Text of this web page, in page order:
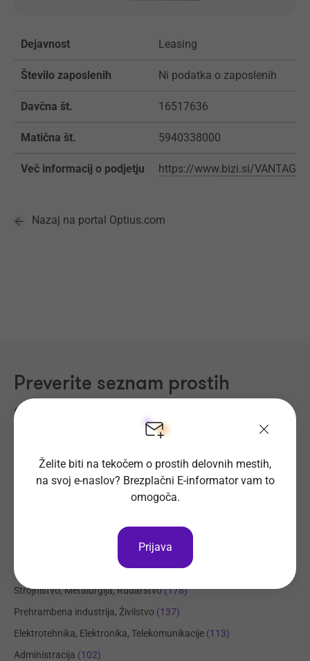
Dejavnost Leasing
Število zaposlenih Ni podatka o zaposlenih
Davčna št. 16517636
Matična št. 5940338000
Več informacij o podjetju https://www.bizi.si/VANTAGE-
Nazaj na portal Optius.com
Preverite seznam prostih
delovnih mest
Področja dela Regije Kraji
(414)
Tehnične storitve, Mehanika(325)
Transport, Nabava, Logistika(204)
Strojništvo, Metalurgija, Rudarstvo(178)
Prehrambena industrija, Živilstvo (137)
Elektrotehnika, Elektronika, Telekomunikacije (113)
Administracija (102)
Želite biti na tekočem o prostih delovnih mestih,
na svoj e-naslov? Brezplačni E-informator vam to
omogoča.
Prijava